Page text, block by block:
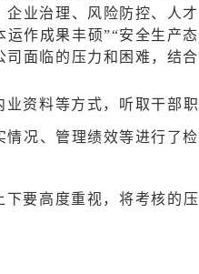
业治理、风险防控、人才
作成果丰硕”“安全生产态
司面临的压力和困难，结合
资料等方式，听取干部职
况、管理绩效等进行了检
要高度重视，将考核的压